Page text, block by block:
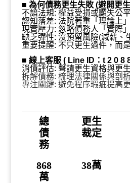
■ 為何債務更生失敗 (避開更
不諳法規: 權益受損或顯失公
認知落差: 法院著重「理論上 」
現實壓力: 忽略債務人「實際」
缺乏彈性: 沒預留風險(減薪、
重要提醒: 不只更生過件，而
■ 線上客服 ( Line ID：t 2 0 8 8
消債評估: 聲請更生資格與更
拆解債務: 梳理法律關係與剖
專注關鍵: 避免程序瑕疵提高
總
債
務
更生
裁定
868
萬
38萬